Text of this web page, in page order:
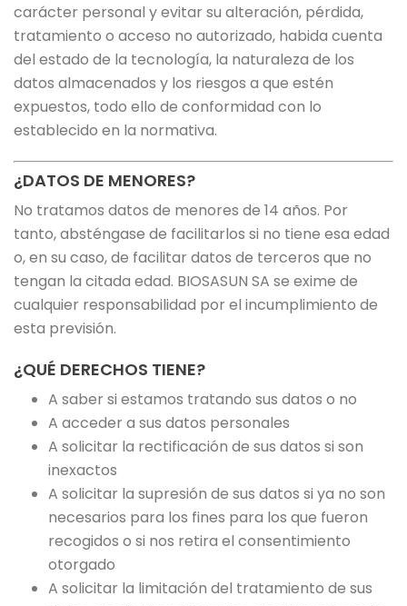
carácter personal y evitar su alteración, pérdida,
tratamiento o acceso no autorizado, habida cuenta
del estado de la tecnología, la naturaleza de los
datos almacenados y los riesgos a que estén
expuestos, todo ello de conformidad con lo
establecido en la normativa.
¿DATOS DE MENORES?
No tratamos datos de menores de 14 años. Por
tanto, absténgase de facilitarlos si no tiene esa edad
o, en su caso, de facilitar datos de terceros que no
tengan la citada edad. BIOSASUN SA se exime de
cualquier responsabilidad por el incumplimiento de
esta previsión.
¿QUÉ DERECHOS TIENE?
A saber si estamos tratando sus datos o no
A acceder a sus datos personales
A solicitar la rectificación de sus datos si son
inexactos
A solicitar la supresión de sus datos si ya no son
necesarios para los fines para los que fueron
recogidos o si nos retira el consentimiento
otorgado
A solicitar la limitación del tratamiento de sus